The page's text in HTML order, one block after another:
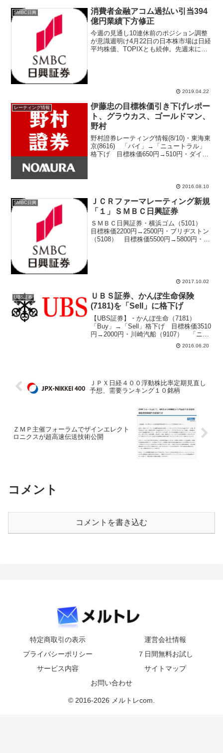
SMBC日興
消費者金融アコム過払い引当394
億円業績下方修正
今週の見通し10連休前のポジション調整
が意識週明け4月22日の日本株市場は日経
平均株価、TOPIXとも続伸。先週末に業
2019.04.22
レーティング情報
伊藤忠の目標株価引き下げレポー
ト、グラウカス、ゴールドマン、
野村
野村證券レーティング情報(8/10)・東海東
京(8616) 「バイ」→「ニュートラル」
格下げ 目標株価650円→510円・ダイキ
2016.08.10
SMBC日興
ＪＣＲファーマレーティング新規
「１」ＳＭＢＣ日興証券
ＳＭＢＣ日興証券・横浜ゴム（5101）
目標株価2200円→2500円・ブリヂストン
（5108） 目標株価5500円→5800円・住
2017.10.02
UBS証券
ＵＢＳ証券、かんぽ生命保険
(7181)を「Sell」に格下げ
【UBS証券】・かんぽ生命（7181）
「Buy」→「Sell」格下げ 目標株価3510
円→2000円・川崎汽船（9107） 「ニュ
ートラル」→「セル」格下げ 目標株価
230円→200円・THK（6481） 目標株価
2016.06.20
ＪＰＸ日経４００浮動株比率定期見直し
予想、需要ランキング１０銘柄
ＺＭＰ主催フォーラムでザインエレクト
ロニクスが超高速伝送技術公開
コメント
コメントを書き込む
特定商取引の表示
運営会社情報
プライバシーポリシー
７日間無料お試し
サービス内容
サイトマップ
お問い合わせ
© 2016-2026 メルトレcom.